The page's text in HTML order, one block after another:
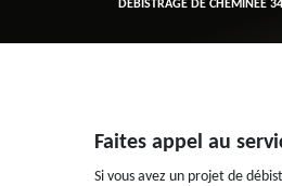
DÉBISTRAGE DE CHEMINÉE 34
Faites appel au
Si vous avez un projet de